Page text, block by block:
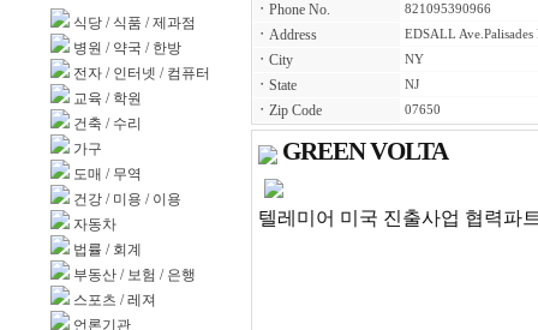
식당 / 식품 /제과점
병원 / 약국 / 한방
전자 / 인터넷 / 컴퓨터
교육 / 학원
건축 / 수리
가구
도매 / 무역
건강 / 미용 / 이용
자동차
법률 / 회계
부동산 / 보험 / 은행
스포츠 /레져
언론기관
ㆍ Phone No. 821095390966
ㆍ Address EDSALL Ave.Palisades
ㆍ City NY
ㆍ State NJ
ㆍ Zip Code 07650
GREEN VOLTA
텔레미어 미국 진출사업 협력파